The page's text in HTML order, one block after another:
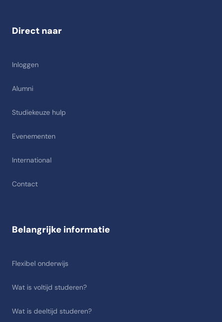
Direct naar
Inloggen
Alumni
Studiekeuze hulp
Evenementen
International
Contact
Belangrijke informatie
Flexibel onderwijs
Wat is voltijd studeren?
Wat is deeltijd studeren?